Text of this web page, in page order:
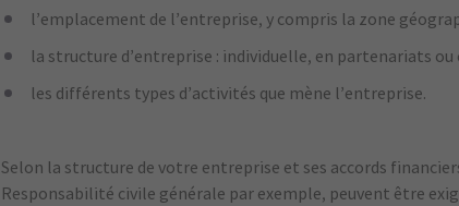
l’emplacement de l’entreprise, y compris la zone
la structure d’entreprise : individuelle, en partenariats
les différents types d’activités que mène l’entreprise.
Selon la structure de votre entreprise et ses accords
Responsabilité civile générale par exemple, peuvent être